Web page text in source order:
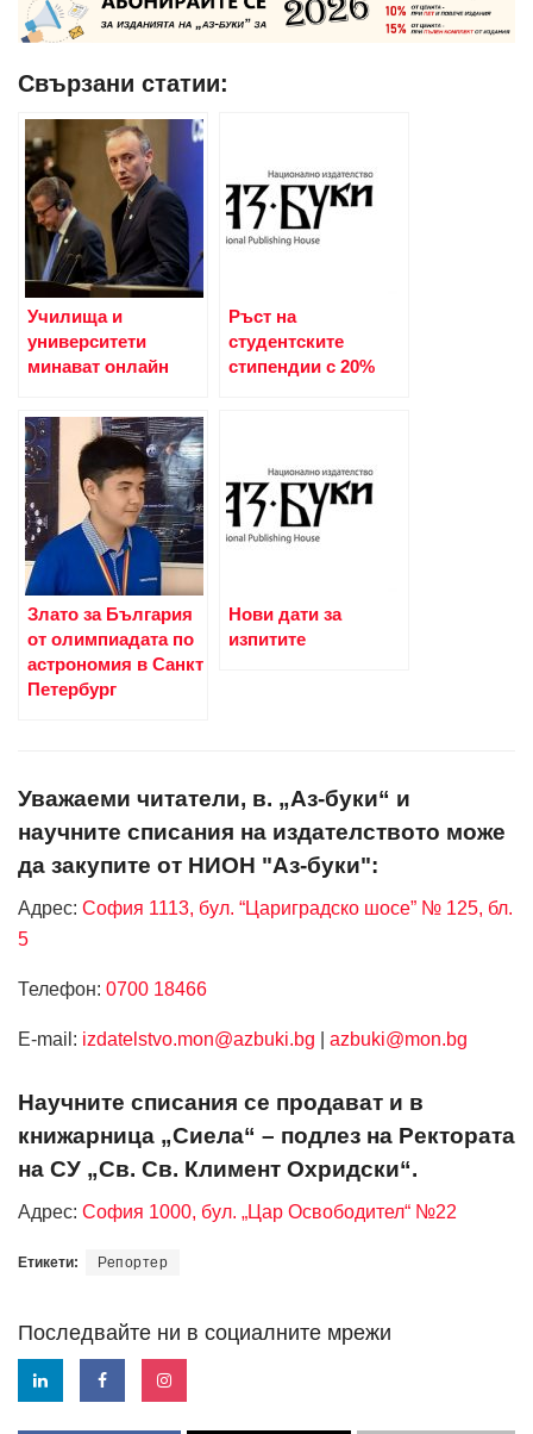
Свързани статии:
Училища и
университети
минават онлайн
Ръст на
студентските
стипендии с 20%
Злато за България
от олимпиадата по
астрономия в Санкт
Петербург
Нови дати за
изпитите
Уважаеми читатели, в. „Аз-буки“ и
научните списания на издателството може
да закупите от НИОН "Аз-буки":
Адрес: София 1113, бул. “Цариградско шосе” № 125, бл.
5
Телефон: 0700 18466
Е-mail: izdatelstvo.mon@azbuki.bg azbuki@mon.bg
Научните списания се продават и в
книжарница „Сиела“ – подлез на Ректората
на СУ „Св. Св. Климент Охридски“.
Адрес: София 1000, бул. „Цар Освободител“ №22
Етикети: Репортер
Последвайте ни в социалните мрежи